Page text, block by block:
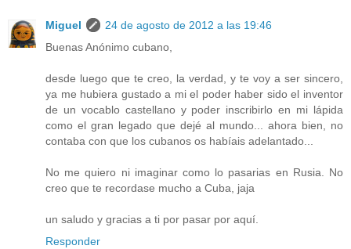
Miguel
24 de agosto de 2012 a las 19:46
Buenas Anónimo cubano,
desde luego que te creo, la verdad, y te voy a ser sincero,
ya me hubiera gustado a mi el poder haber sido el inventor
de un vocablo castellano y poder inscribirlo en mi lápida
como el gran legado que dejé al mundo... ahora bien, no
contaba con que los cubanos os habíais adelantado...
No me quiero ni imaginar como lo pasarias en Rusia. No
creo que te recordase mucho a Cuba, jaja
un saludo y gracias a ti por pasar por aquí.
Responder